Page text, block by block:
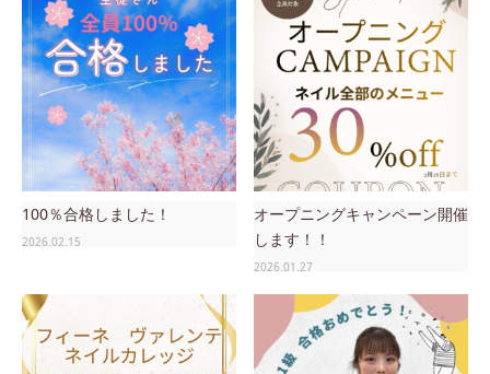
100％合格しました！
2026.02.15
オープニングキャンペーン開催
します！！
2026.01.27